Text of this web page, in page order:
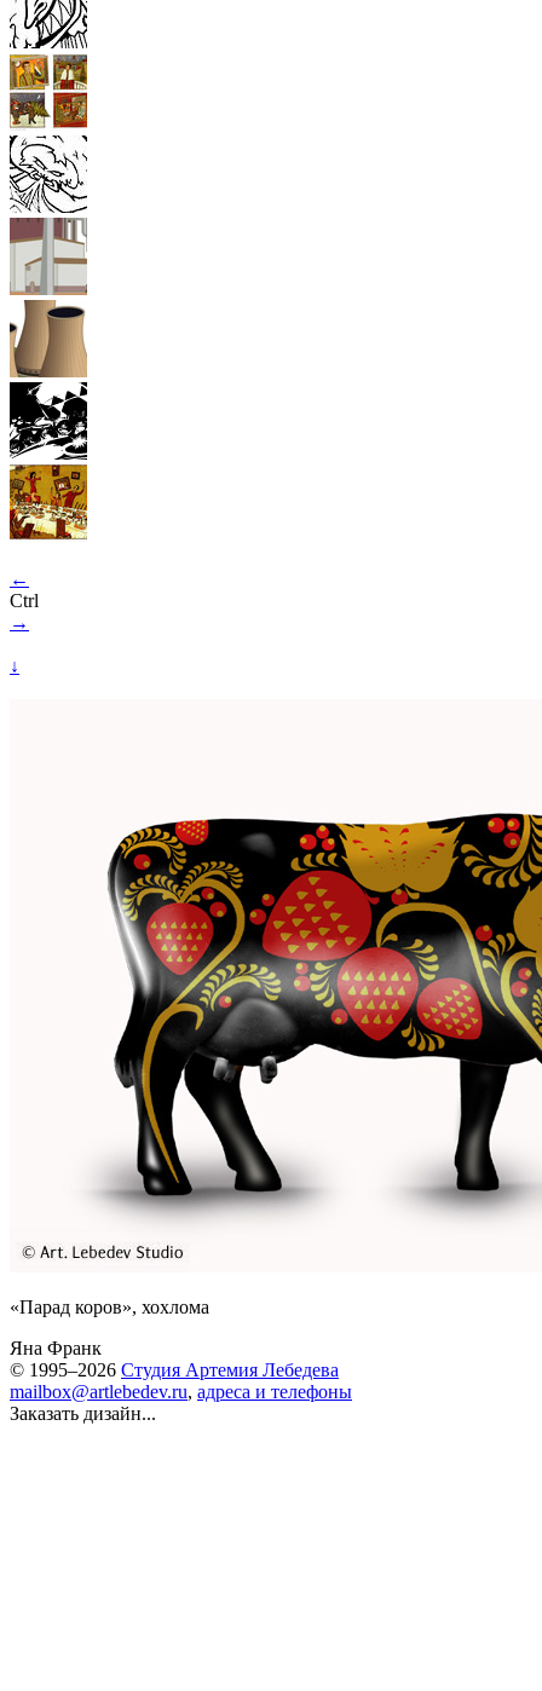
←
Ctrl
→
↓
«Парад коров», хохлома
Яна Франк
© 1995–2026 Студия Артемия Лебедева
mailbox@artlebedev.ru, адреса и телефоны
Заказать дизайн...